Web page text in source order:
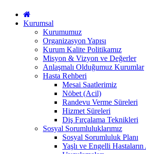
Kurumsal
Kurumumuz
Organizasyon Yapısı
Kurum Kalite Politikamız
Misyon & Vizyon ve Değerler
Anlaşmalı Olduğumuz Kurumlar
Hasta Rehberi
Mesai Saatlerimiz
Nöbet (Acil)
Randevu Verme Süreleri
Hizmet Süreleri
Diş Fırçalama Teknikleri
Sosyal Sorumluluklarımız
Sosyal Sorumluluk Planı
Yaşlı ve Engelli Hastaların